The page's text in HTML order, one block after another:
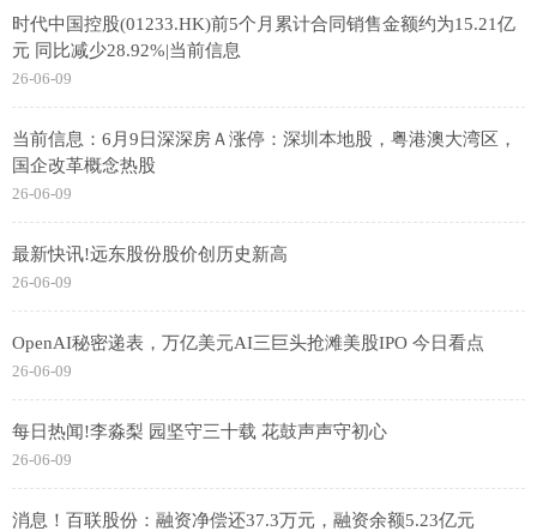
时代中国控股(01233.HK)前5个月累计合同销售金额约为15.21亿
元 同比减少28.92%|当前信息
26-06-09
当前信息：6月9日深深房Ａ涨停：深圳本地股，粤港澳大湾区，
国企改革概念热股
26-06-09
最新快讯!远东股份股价创历史新高
26-06-09
OpenAI秘密递表，万亿美元AI三巨头抢滩美股IPO 今日看点
26-06-09
每日热闻!李淼梨 园坚守三十载 花鼓声声守初心
26-06-09
消息！百联股份：融资净偿还37.3万元，融资余额5.23亿元